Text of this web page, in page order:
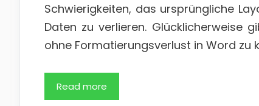
Schwierigkeiten, das ursprüngliche
Daten zu verlieren. Glücklicherweise
ohne Formatierungsverlust in Word zu
Read more